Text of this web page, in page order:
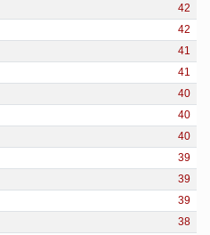
42
42
41
41
40
40
40
39
39
39
38